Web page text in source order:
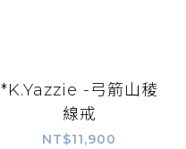
*K.Yazzie -弓箭山稜
線戒
NT$11,900